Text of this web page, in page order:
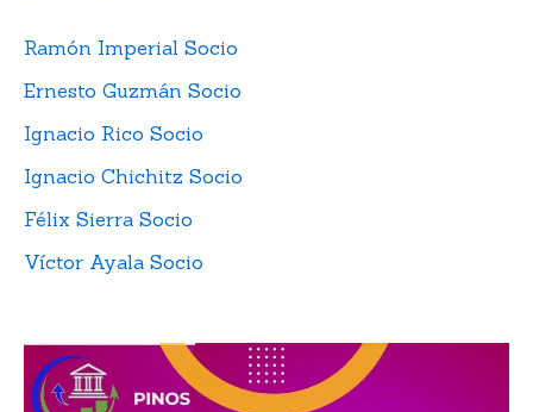
Ramón Imperial Socio
Ernesto Guzmán Socio
Ignacio Rico Socio
Ignacio Chichitz Socio
Félix Sierra Socio
Víctor Ayala Socio